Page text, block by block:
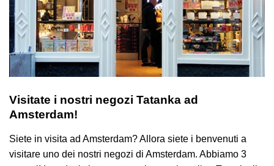
Visitate i nostri negozi Tatanka ad
Amsterdam!
Siete in visita ad Amsterdam? Allora siete i benvenuti a
visitare uno dei nostri negozi di Amsterdam. Abbiamo 3